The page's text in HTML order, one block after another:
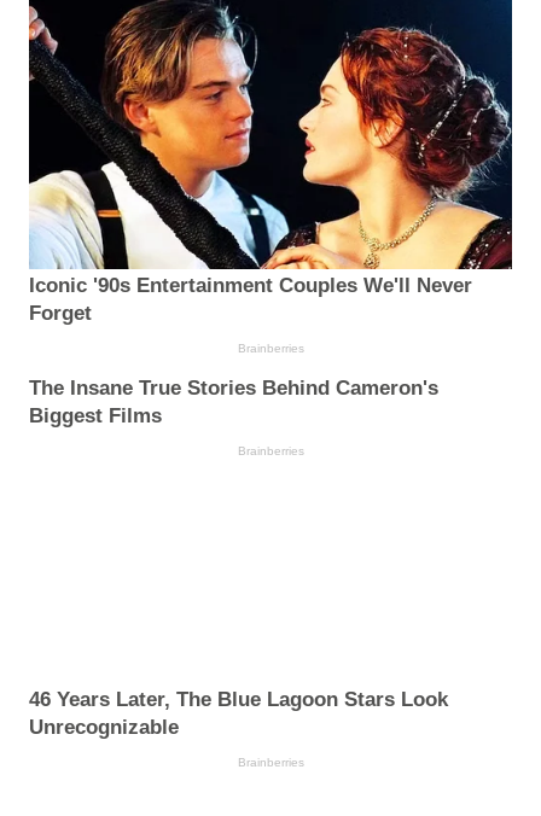
Iconic '90s Entertainment Couples We'll Never
Forget
Brainberries
The Insane True Stories Behind Cameron's
Biggest Films
Brainberries
46 Years Later, The Blue Lagoon Stars Look
Unrecognizable
Brainberries